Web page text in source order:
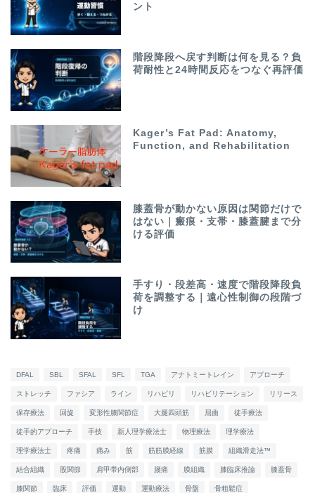
ント
階段降段へ戻す判断は何を見る？負
荷耐性と24時間反応をつなぐ再評価
Kager’s Fat Pad: Anatomy,
Function, and Rehabilitation
膝蓋骨が動かない原因は関節だけで
はない｜瘢痕・支帯・膝蓋腱まで分
ける評価
手すり・段差高・速度で階段降段負
荷を調整する｜遠心性制御の段階づ
け
DFAL SBL SFAL SFL TGA アナトミートレイン アプローチ
ストレッチ ファシア ライン リハビリ リハビリテーション リリース
保存療法 回旋 変形性膝関節症 大腿四頭筋 屈曲 徒手療法
徒手的アプローチ 手技 新人理学療法士 物理療法 理学療法
理学療法士 疼痛 痛み 筋 筋筋膜経線 筋膜 組織滑走法™
結合組織 股関節 肩甲帯内側部 腰痛 膜組織 膝臨床推論 膝蓋骨
膝関節 臨床 評価 運動 運動療法 骨盤 骨粗鬆症